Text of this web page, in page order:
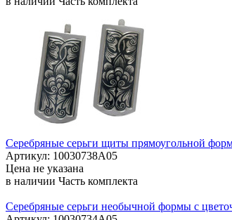
Серебряные серьги щиты прямоугольной
Артикул: 10030738А05
Цена не указана
в наличии Часть комплекта
Серебряные серьги необычной формы с